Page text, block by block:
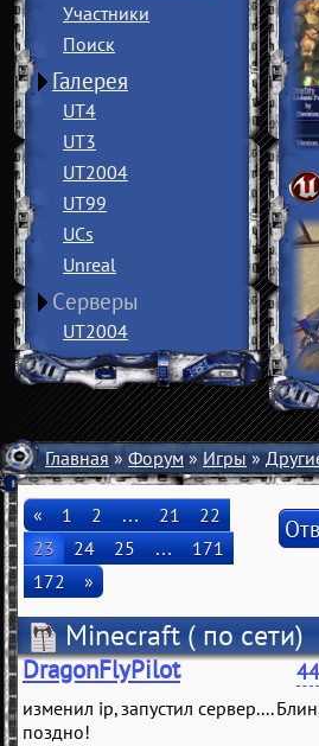
Участники
Поиск
Галерея
UT4
UT3
UT2004
UT99
UCs
Unreal
Серверы
UT2004
Главная»Форум»Игры»
« 1 2 … 21
22
23
24 25 …
171
172
»
Minecraft ( по сети)
DragonFlyPilot
изменил ip, запустил сервер....
поздно!